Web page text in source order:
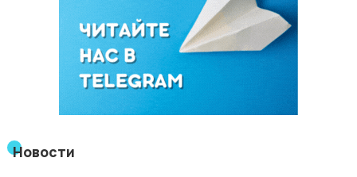
Новости